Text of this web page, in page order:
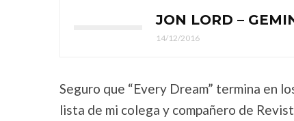
JON LORD –
14/12/2016
Seguro que “Every Dream” termina en
lista de mi colega y compañero de